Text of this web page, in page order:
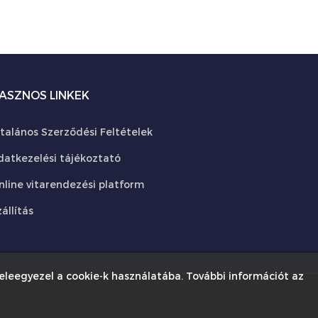
LINKEK
Szerződési Feltételek
tájékoztató
vitarendezési platform
a cookie-k használatába. További információt az